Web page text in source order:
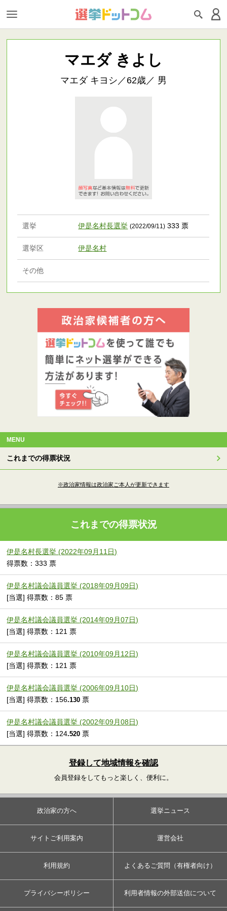
マエダ きよし
マエダ キヨシ／62歳／ 男
選挙 伊是名村長選挙 (2022/09/11) 333 票
選挙区 伊是名村
その他
MENU
これまでの得票状況
※政治家情報は政治家ご本人が更新できます
これまでの得票状況
伊是名村長選挙 (2022年09月11日)
得票数：333 票
伊是名村議会議員選挙 (2018年09月09日)
[当選] 得票数：85 票
伊是名村議会議員選挙 (2014年09月07日)
[当選] 得票数：121 票
伊是名村議会議員選挙 (2010年09月12日)
[当選] 得票数：121 票
伊是名村議会議員選挙 (2006年09月10日)
[当選] 得票数：156.130 票
伊是名村議会議員選挙 (2002年09月08日)
[当選] 得票数：124.520 票
登録して地域情報を確認
会員登録をしてもっと楽しく、便利に。
政治家の方へ 選挙ニュース
サイトご利用案内 運営会社
利用規約 よくあるご質問（有権者向け）
プライバシーポリシー 利用者情報の外部送信について